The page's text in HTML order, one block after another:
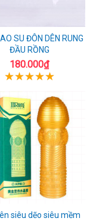
SU ĐÔN DÊN RUNG
ĐẦU RỒNG
180.000₫
siêu dẽo siêu mềm